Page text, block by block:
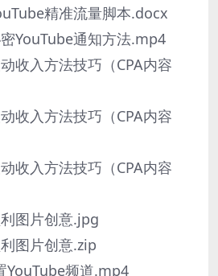
精准流量脚本.docx
通知方法.mp4
方法技巧（CPA内容
方法技巧（CPA内容
方法技巧（CPA内容
片创意.jpg
片创意.zip
频道.mp4